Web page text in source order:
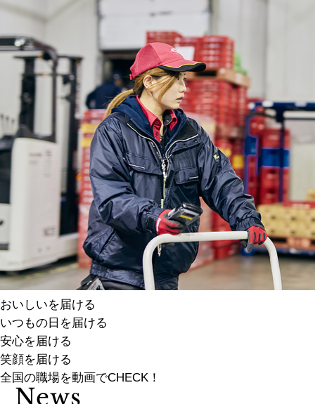
おいしいを届ける
いつもの日を届ける
安心を届ける
笑顔を届ける
全国の職場を動画でCHECK！